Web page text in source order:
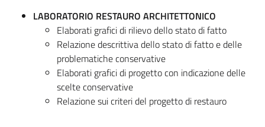
LABORATORIO RESTAURO ARCHITETTONICO
Elaborati grafici di rilievo dello stato di fatto
Relazione descrittiva dello stato di fatto e delle
problematiche conservative
Elaborati grafici di progetto con indicazione delle
scelte conservative
Relazione sui criteri del progetto di restauro